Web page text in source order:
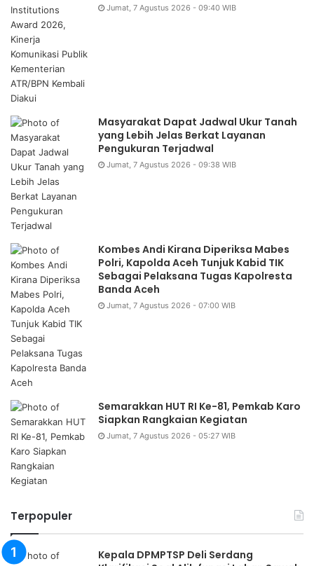
Jumat, 7 Agustus 2026 - 09:40 WIB
Masyarakat Dapat Jadwal Ukur Tanah
yang Lebih Jelas Berkat Layanan
Pengukuran Terjadwal
Jumat, 7 Agustus 2026 - 09:38 WIB
Kombes Andi Kirana Diperiksa Mabes
Polri, Kapolda Aceh Tunjuk Kabid TIK
Sebagai Pelaksana Tugas Kapolresta
Banda Aceh
Jumat, 7 Agustus 2026 - 07:00 WIB
Semarakkan HUT RI Ke-81, Pemkab Karo
Siapkan Rangkaian Kegiatan
Jumat, 7 Agustus 2026 - 05:27 WIB
Terpopuler
Kepala DPMPTSP Deli Serdang